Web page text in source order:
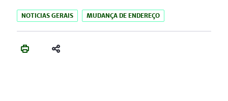
NOTICIAS GERAIS MUDANÇA DE ENDEREÇO